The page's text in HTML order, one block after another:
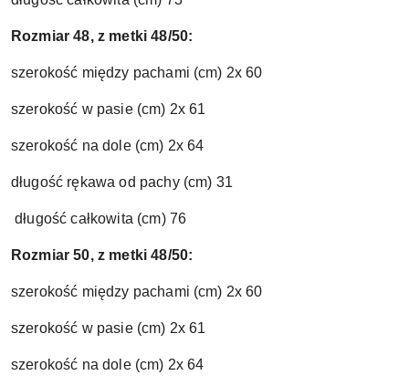
Rozmiar 48, z metki 48/50:
szerokość między pachami (cm) 2x 60
szerokość w pasie (cm) 2x 61
szerokość na dole (cm) 2x 64
długość rękawa od pachy (cm) 31
długość całkowita (cm) 76
Rozmiar 50, z metki 48/50:
szerokość między pachami (cm) 2x 60
szerokość w pasie (cm) 2x 61
szerokość na dole (cm) 2x 64